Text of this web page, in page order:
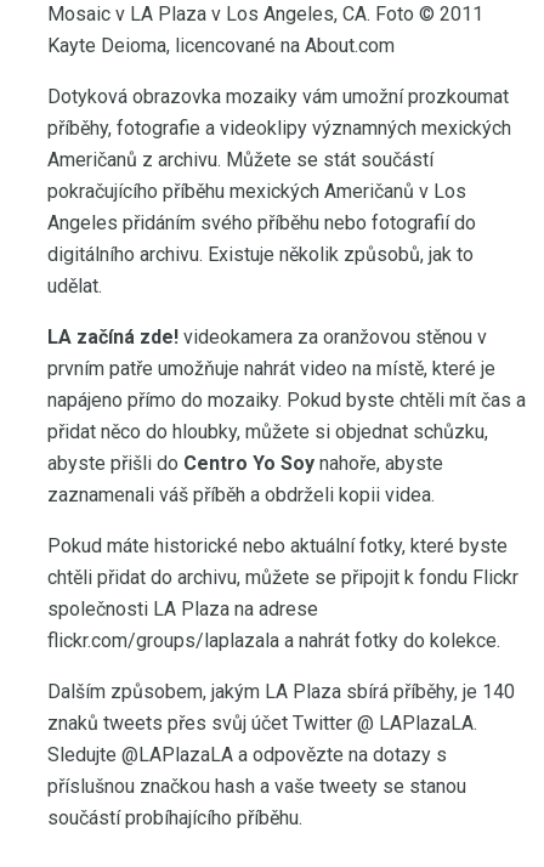
Mosaic v LA Plaza v Los Angeles, CA. Foto © 2011
Kayte Deioma, licencované na About.com
Dotyková obrazovka mozaiky vám umožní prozkoumat
příběhy, fotografie a videoklipy významných mexických
Američanů z archivu. Můžete se stát součástí
pokračujícího příběhu mexických Američanů v Los
Angeles přidáním svého příběhu nebo fotografií do
digitálního archivu. Existuje několik způsobů, jak to
udělat.
LA začíná zde! videokamera za oranžovou stěnou v
prvním patře umožňuje nahrát video na místě, které je
napájeno přímo do mozaiky. Pokud byste chtěli mít čas a
přidat něco do hloubky, můžete si objednat schůzku,
abyste přišli do Centro Yo Soy nahoře, abyste
zaznamenali váš příběh a obdrželi kopii videa.
Pokud máte historické nebo aktuální fotky, které byste
chtěli přidat do archivu, můžete se připojit k fondu Flickr
společnosti LA Plaza na adrese
flickr.com/groups/laplazala a nahrát fotky do kolekce.
Dalším způsobem, jakým LA Plaza sbírá příběhy, je 140
znaků tweets přes svůj účet Twitter @ LAPlazaLA.
Sledujte @LAPlazaLA a odpovězte na dotazy s
příslušnou značkou hash a vaše tweety se stanou
součástí probíhajícího příběhu.